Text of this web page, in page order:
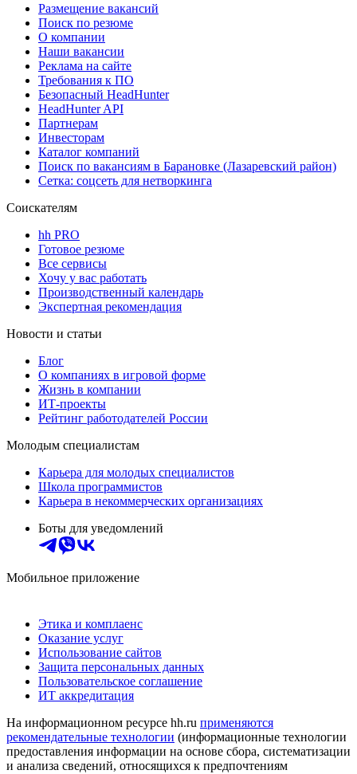
Размещение вакансий
Поиск по резюме
О компании
Наши вакансии
Реклама на сайте
Требования к ПО
Безопасный HeadHunter
HeadHunter API
Партнерам
Инвесторам
Каталог компаний
Поиск по вакансиям в Барановке (Лазаревский район)
Сетка: соцсеть для нетворкинга
Соискателям
hh PRO
Готовое резюме
Все сервисы
Хочу у вас работать
Производственный календарь
Экспертная рекомендация
Новости и статьи
Блог
О компаниях в игровой форме
Жизнь в компании
ИТ-проекты
Рейтинг работодателей России
Молодым специалистам
Карьера для молодых специалистов
Школа программистов
Карьера в некоммерческих организациях
Боты для уведомлений
Мобильное приложение
Этика и комплаенс
Оказание услуг
Использование сайтов
Защита персональных данных
Пользовательское соглашение
ИТ аккредитация
На информационном ресурсе hh.ru применяются
рекомендательные технологии (информационные технологии
предоставления информации на основе сбора, систематизации
и анализа сведений, относящихся к предпочтениям